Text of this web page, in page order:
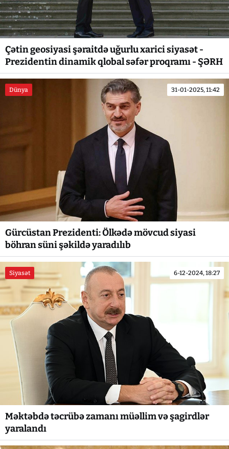
Çətin geosiyasi şəraitdə uğurlu xarici siyasət -
Prezidentin dinamik qlobal səfər proqramı - ŞƏRH
Dünya 31-01-2025, 11:42
Gürcüstan Prezidenti: Ölkədə mövcud siyasi
böhran süni şəkildə yaradılıb
Siyasət 6-12-2024, 18:27
Məktəbdə təcrübə zamanı müəllim və şagirdlər
yaralandı